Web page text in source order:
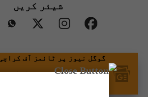
شیئر کریں
گوگل نیوز پر ٹائمز آف
اور اپنی پسندیدہ مواد کو